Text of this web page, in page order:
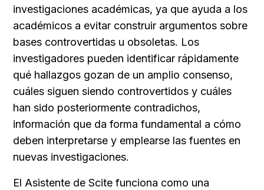
investigaciones académicas, ya que ayuda a los
académicos a evitar construir argumentos sobre
bases controvertidas u obsoletas. Los
investigadores pueden identificar rápidamente
qué hallazgos gozan de un amplio consenso,
cuáles siguen siendo controvertidos y cuáles
han sido posteriormente contradichos,
información que da forma fundamental a cómo
deben interpretarse y emplearse las fuentes en
nuevas investigaciones.
El Asistente de Scite funciona como una